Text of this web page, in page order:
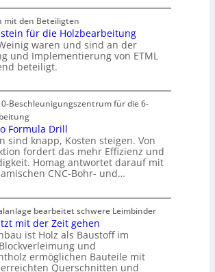
mit den Beteiligten
für die Holzbearbeitung
waren und sind an der
und Implementierung von ETML
beteiligt.
Beschleunigungszentrum für die 6-
Formula Drill
sind knapp, Kosten steigen. Von
fordert das mehr Effizienz und
Homag antwortet darauf mit
CNC-Bohr- und…
m
bearbeitet schwere Leimbinder
mit der Zeit gehen
ist Holz als Baustoff im
und
ermöglichen Bauteile mit
Querschnitten und